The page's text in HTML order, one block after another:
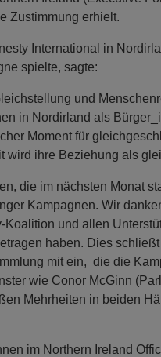
Zustimmung erhielt.
International in
spielte, sagte:
und
in Nordirland als
Moment für
wird ihre Beziehung als
die im nächsten Monat
Kampagnen. Wir
und allen
haben. Dies
mit ein, die die
wie Conor McGinn
Mehrheiten in beiden
im Northern Ireland